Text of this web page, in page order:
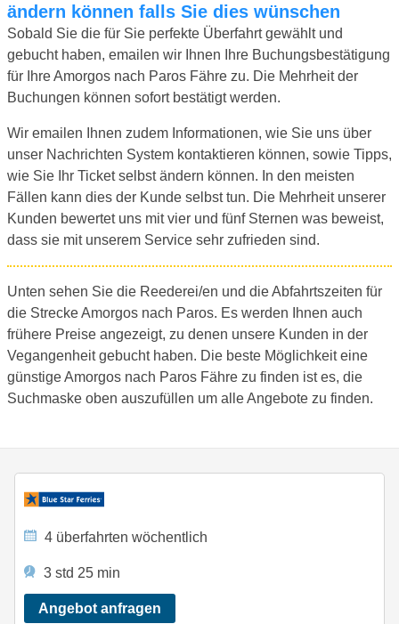
ändern können falls Sie dies wünschen
Sobald Sie die für Sie perfekte Überfahrt gewählt und
gebucht haben, emailen wir Ihnen Ihre Buchungsbestätigung
für Ihre Amorgos nach Paros Fähre zu. Die Mehrheit der
Buchungen können sofort bestätigt werden.
Wir emailen Ihnen zudem Informationen, wie Sie uns über
unser Nachrichten System kontaktieren können, sowie Tipps,
wie Sie Ihr Ticket selbst ändern können. In den meisten
Fällen kann dies der Kunde selbst tun. Die Mehrheit unserer
Kunden bewertet uns mit vier und fünf Sternen was beweist,
dass sie mit unserem Service sehr zufrieden sind.
Unten sehen Sie die Reederei/en und die Abfahrtszeiten für
die Strecke Amorgos nach Paros. Es werden Ihnen auch
frühere Preise angezeigt, zu denen unsere Kunden in der
Vegangenheit gebucht haben. Die beste Möglichkeit eine
günstige Amorgos nach Paros Fähre zu finden ist es, die
Suchmaske oben auszufüllen um alle Angebote zu finden.
4 überfahrten wöchentlich
3 std 25 min
Angebot anfragen